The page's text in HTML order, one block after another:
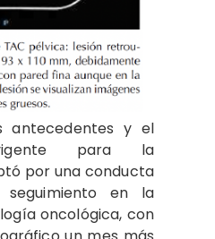
antecedentes y el
para la
por una conducta
seguimiento en la
oncológica, con